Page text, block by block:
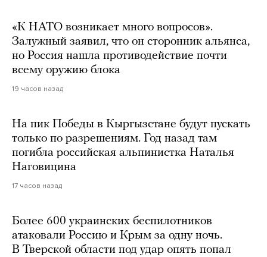
«К НАТО возникает много вопросов».
Залужный заявил, что он сторонник альянса,
но Россия нашла противодействие почти
всему оружию блока
19 часов назад
На пик Победы в Кыргызстане будут пускать
только по разрешениям. Год назад там
погибла российская альпинистка Наталья
Наговицина
17 часов назад
Более 600 украинских беспилотников
атаковали Россию и Крым за одну ночь.
В Тверской области под удар опять попал